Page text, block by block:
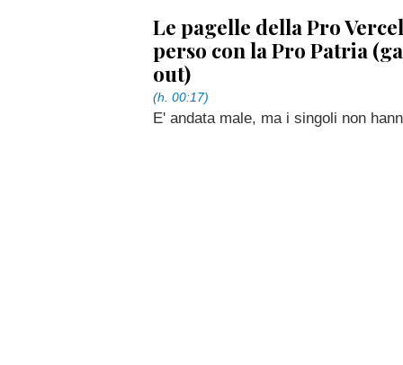
Le pagelle della Pro
perso con la Pro Patria
out)
(h. 00:17)
E' andata male, ma i singoli non